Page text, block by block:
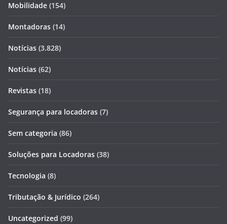
Mobilidade (154)
Montadoras (14)
Notícias (3.828)
Notícias (62)
Revistas (18)
Segurança para locadoras (7)
Sem categoria (86)
Soluções para Locadoras (38)
Tecnologia (8)
Tributação & Jurídico (264)
Uncategorized (99)